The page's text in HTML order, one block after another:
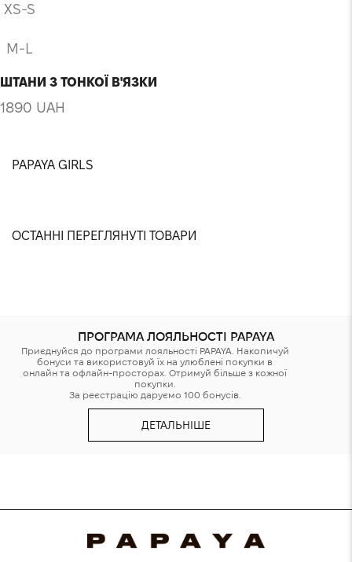
XS-S
M-L
ШТАНИ З ТОНКОЇ В'ЯЗКИ
1890 UAH
PAPAYA GIRLS
@nastyashaparenko
@sonya.davydovska
@yuliaabondarchuk
@dana.gnatenko
@anastasiia.chvyrova
@karina.valeshnaya
ОСТАННІ ПЕРЕГЛЯНУТІ ТОВАРИ
ПРОГРАМА ЛОЯЛЬНОСТІ PAPAYA
Приєднуйся до програми лояльності PAPAYA. Накопичуй
бонуси та використовуй їх на улюблені покупки в
онлайн та офлайн-просторах. Отримуй більше з кожної
покупки.
За реєстрацію даруємо 100 бонусів.
ДЕТАЛЬНІШЕ